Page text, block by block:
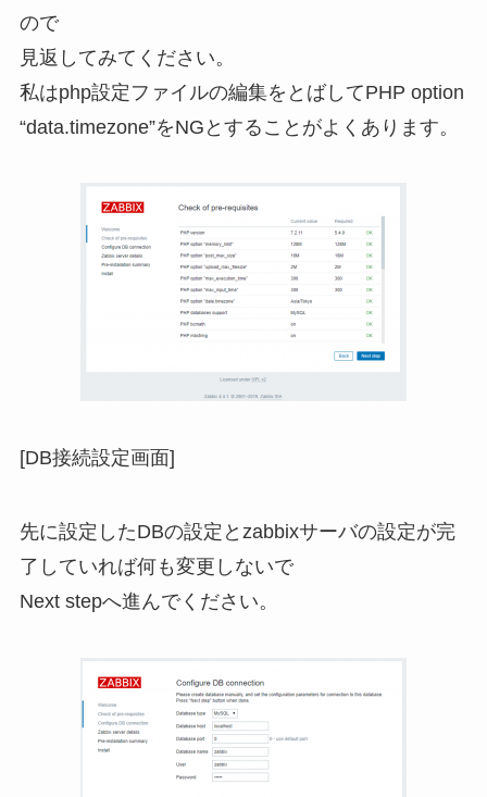
ので
見返してみてください。
私はphp設定ファイルの編集をとばしてPHP option
“data.timezone”をNGとすることがよくあります。
[DB接続設定画面]
先に設定したDBの設定とzabbixサーバの設定が完
了していれば何も変更しないで
Next stepへ進んでください。